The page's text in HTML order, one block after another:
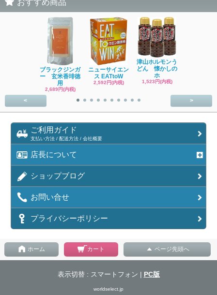
おすすめ商品
ブラックジンガ
ー 玄米香琲徳
用
2,689円(内税)
ニューサイエン
ス EATtoW
2,592円(内税)
津山ホルモンう
どん 懐かしの
ホ
1,523円(内税)
< >
ご利用ガイド
支払い方法 / 配送方法 / 会社概要
店長について
ショップブログ
お問い合せ
プライバシーポリシー
ホーム カート ページ先頭へ
表示切替 : スマートフォン | PC版
worldselect.jp